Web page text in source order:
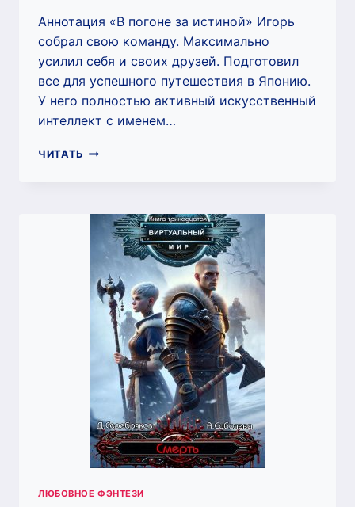
Аннотация «В погоне за истиной» Игорь
собрал свою команду. Максимально
усилил себя и своих друзей. Подготовил
все для успешного путешествия в Японию.
У него полностью активный искусственный
интеллект с именем…
ЧИТАТЬ В
(ДМИТРИЙ
СЕРЕБРЯКОВ)
ЛЮБОВНОЕ ФЭНТЕЗИ